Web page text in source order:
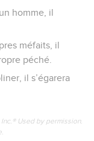
homme, il
méfaits, il
péché.
il s’égarera
Used by permission.